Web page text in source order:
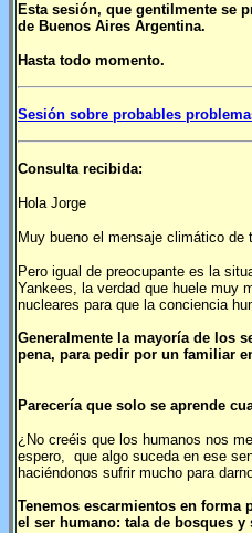
Esta sesión, que gentilmente se
de Buenos Aires Argentina.
Hasta todo momento.
Sesión sobre probables
Consulta recibida:
Hola Jorge
Muy bueno el mensaje climático de
Pero igual de preocupante es la
Yankees, la verdad que huele muy
nucleares para que la conciencia
Generalmente la mayoría de los
pena, para pedir por un familiar
Parecería que solo se aprende
¿No creéis que los humanos nos
espero, que algo suceda en ese
haciéndonos sufrir mucho para
Tenemos escarmientos en
el ser humano: tala de bosques